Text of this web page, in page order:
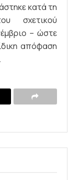
κατά τη
σχετικού
– ώστε
απόφαση